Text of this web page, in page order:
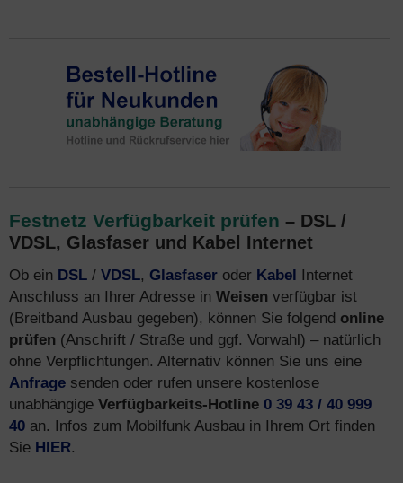
Festnetz Verfügbarkeit prüfen – DSL /
VDSL, Glasfaser und Kabel Internet
Ob ein DSL / VDSL, Glasfaser oder Kabel Internet
Anschluss an Ihrer Adresse in Weisen verfügbar ist
(Breitband Ausbau gegeben), können Sie folgend online
prüfen (Anschrift / Straße und ggf. Vorwahl) – natürlich
ohne Verpflichtungen. Alternativ können Sie uns eine
Anfrage senden oder rufen unsere kostenlose
unabhängige Verfügbarkeits-Hotline 0 39 43 / 40 999
40 an. Infos zum Mobilfunk Ausbau in Ihrem Ort finden
Sie HIER.